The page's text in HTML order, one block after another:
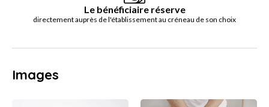
Le bénéficiaire réserve
directement auprès de l'établissement au créneau de son choix
Images